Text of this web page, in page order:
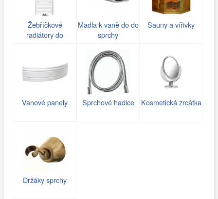
Žebříčkové
radiátory do
Madla k vaně do do
sprchy
Sauny a vířivky
Vanové panely Sprchové hadice Kosmetická zrcátka
Držáky sprchy